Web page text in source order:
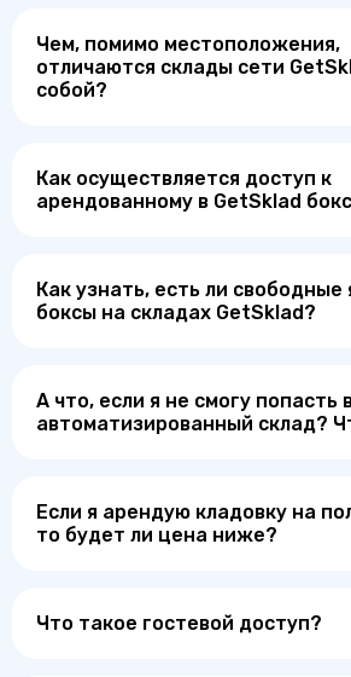
Чем, помимо местоположения,
отличаются склады сети
собой?
Как осуществляется доступ к
арендованному в GetSklad
Как узнать, есть ли свободные
боксы на складах GetSklad?
А что, если я не смогу попасть
автоматизированный склад?
Если я арендую кладовку на
то будет ли цена ниже?
Что такое гостевой доступ?